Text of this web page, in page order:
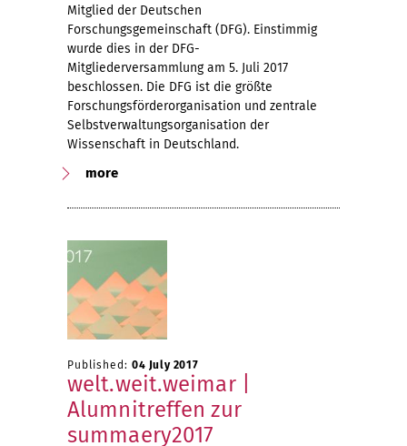
Mitglied der Deutschen
Forschungsgemeinschaft (DFG). Einstimmig
wurde dies in der DFG-
Mitgliederversammlung am 5. Juli 2017
beschlossen. Die DFG ist die größte
Forschungsförderorganisation und zentrale
Selbstverwaltungsorganisation der
Wissenschaft in Deutschland.
more
Published: 04 July 2017
welt.weit.weimar |
Alumnitreffen zur
summaery2017